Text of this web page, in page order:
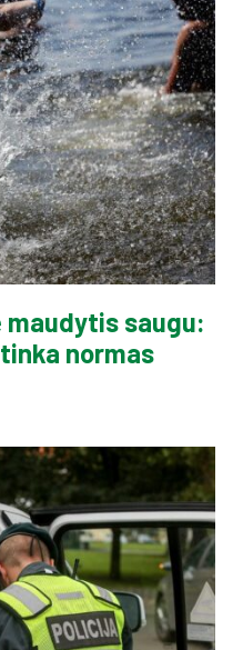
maudytis saugu:
normas